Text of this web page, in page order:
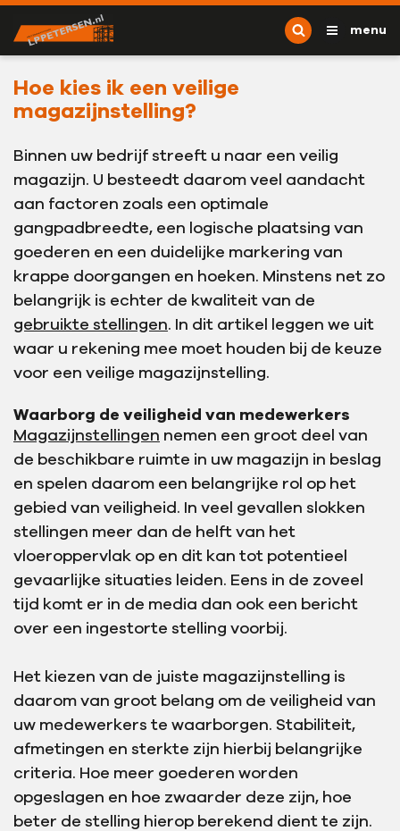
Ga naar content
L.P. Petersen
menu
Hoe kies ik een veilige
magazijnstelling?
Binnen uw bedrijf streeft u naar een veilig
magazijn. U besteedt daarom veel aandacht
aan factoren zoals een optimale
gangpadbreedte, een logische plaatsing van
goederen en een duidelijke markering van
krappe doorgangen en hoeken. Minstens net zo
belangrijk is echter de kwaliteit van de
gebruikte stellingen. In dit artikel leggen we uit
waar u rekening mee moet houden bij de keuze
voor een veilige magazijnstelling.
Waarborg de veiligheid van medewerkers
Magazijnstellingen nemen een groot deel van
de beschikbare ruimte in uw magazijn in beslag
en spelen daarom een belangrijke rol op het
gebied van veiligheid. In veel gevallen slokken
stellingen meer dan de helft van het
vloeroppervlak op en dit kan tot potentieel
gevaarlijke situaties leiden. Eens in de zoveel
tijd komt er in de media dan ook een bericht
over een ingestorte stelling voorbij.
Het kiezen van de juiste magazijnstelling is
daarom van groot belang om de veiligheid van
uw medewerkers te waarborgen. Stabiliteit,
afmetingen en sterkte zijn hierbij belangrijke
criteria. Hoe meer goederen worden
opgeslagen en hoe zwaarder deze zijn, hoe
beter de stelling hierop berekend dient te zijn.